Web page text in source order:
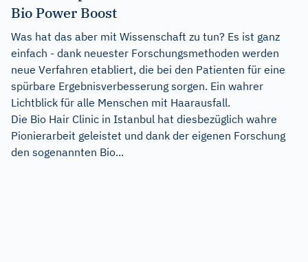
Bio Power Boost
Was hat das aber mit Wissenschaft zu tun? Es ist ganz
einfach - dank neuester Forschungsmethoden werden
neue Verfahren etabliert, die bei den Patienten für eine
spürbare Ergebnisverbesserung sorgen. Ein wahrer
Lichtblick für alle Menschen mit Haarausfall.
Die Bio Hair Clinic in Istanbul hat diesbezüglich wahre
Pionierarbeit geleistet und dank der eigenen Forschung
den sogenannten Bio...